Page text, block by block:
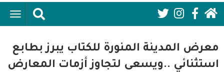
Social
Media:
Header
معرض المدينة المنورة للكتاب يبرز بطابع
استثنائي ..ويسعى لتجاوز أزمات المعارض
الرئيسية
اقتصاد واعمال